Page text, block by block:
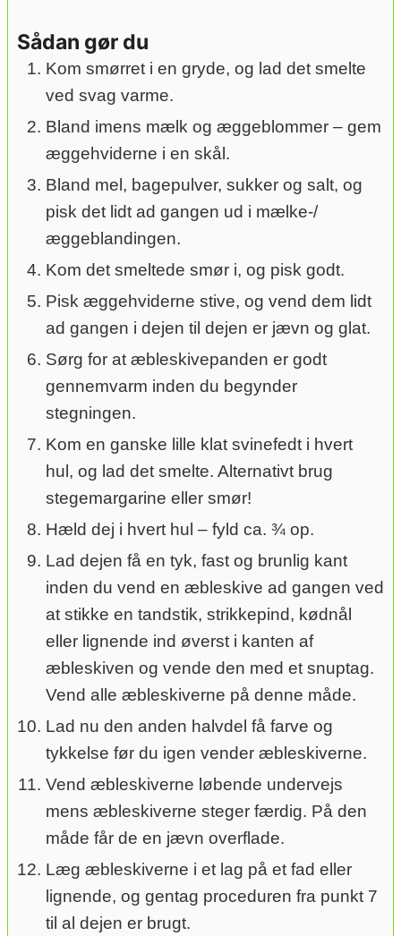
Sådan gør du
Kom smørret i en gryde, og lad det smelte
ved svag varme.
Bland imens mælk og æggeblommer – gem
æggehviderne i en skål.
Bland mel, bagepulver, sukker og salt, og
pisk det lidt ad gangen ud i mælke-/
æggeblandingen.
Kom det smeltede smør i, og pisk godt.
Pisk æggehviderne stive, og vend dem lidt
ad gangen i dejen til dejen er jævn og glat.
Sørg for at æbleskivepanden er godt
gennemvarm inden du begynder
stegningen.
Kom en ganske lille klat svinefedt i hvert
hul, og lad det smelte. Alternativt brug
stegemargarine eller smør!
Hæld dej i hvert hul – fyld ca. ¾ op.
Lad dejen få en tyk, fast og brunlig kant
inden du vend en æbleskive ad gangen ved
at stikke en tandstik, strikkepind, kødnål
eller lignende ind øverst i kanten af
æbleskiven og vende den med et snuptag.
Vend alle æbleskiverne på denne måde.
Lad nu den anden halvdel få farve og
tykkelse før du igen vender æbleskiverne.
Vend æbleskiverne løbende undervejs
mens æbleskiverne steger færdig. På den
måde får de en jævn overflade.
Læg æbleskiverne i et lag på et fad eller
lignende, og gentag proceduren fra punkt 7
til al dejen er brugt.